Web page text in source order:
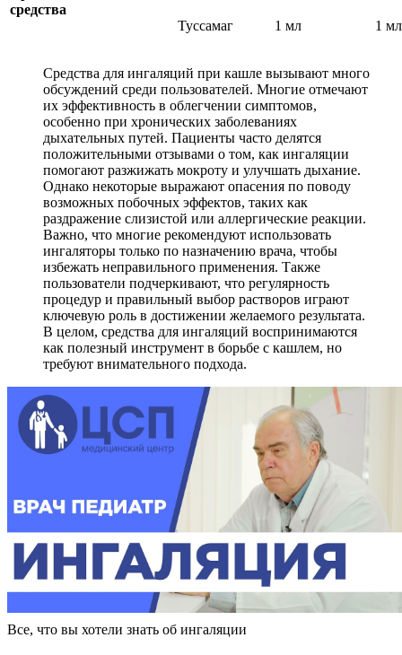
средства
Туссамаг
1 мл 1 мл
Средства для ингаляций при кашле вызывают много
обсуждений среди пользователей. Многие отмечают
их эффективность в облегчении симптомов,
особенно при хронических заболеваниях
дыхательных путей. Пациенты часто делятся
положительными отзывами о том, как ингаляции
помогают разжижать мокроту и улучшать дыхание.
Однако некоторые выражают опасения по поводу
возможных побочных эффектов, таких как
раздражение слизистой или аллергические реакции.
Важно, что многие рекомендуют использовать
ингаляторы только по назначению врача, чтобы
избежать неправильного применения. Также
пользователи подчеркивают, что регулярность
процедур и правильный выбор растворов играют
ключевую роль в достижении желаемого результата.
В целом, средства для ингаляций воспринимаются
как полезный инструмент в борьбе с кашлем, но
требуют внимательного подхода.
Все, что вы хотели знать об ингаляции